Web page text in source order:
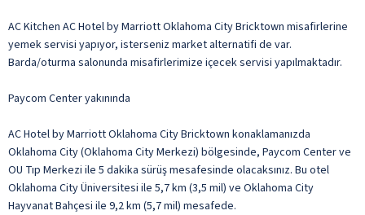
AC Kitchen AC Hotel by Marriott Oklahoma City Bricktown misafirlerine
yemek servisi yapıyor, isterseniz market alternatifi de var.
Barda/oturma salonunda misafirlerimize içecek servisi yapılmaktadır.
Paycom Center yakınında
AC Hotel by Marriott Oklahoma City Bricktown konaklamanızda
Oklahoma City (Oklahoma City Merkezi) bölgesinde, Paycom Center ve
OU Tıp Merkezi ile 5 dakika sürüş mesafesinde olacaksınız. Bu otel
Oklahoma City Üniversitesi ile 5,7 km (3,5 mil) ve Oklahoma City
Hayvanat Bahçesi ile 9,2 km (5,7 mil) mesafede.